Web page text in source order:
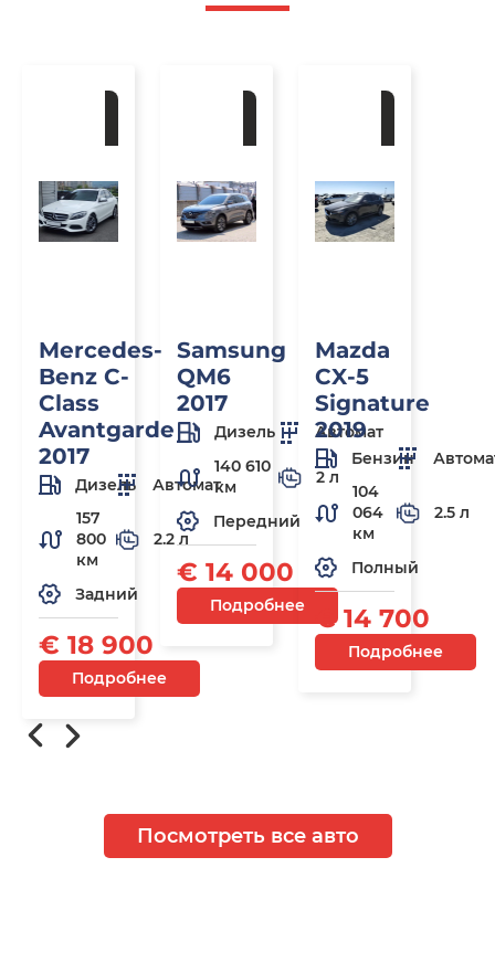
Mercedes-
Benz C-
Class
Avantgarde
2017
Дизель
Автомат
157
800
км
2.2 л
Задний
€ 18 900
Подробнее
Samsung
QM6
2017
Дизель
Автомат
140 610
км
2 л
Передний
€ 14 000
Подробнее
Mazda
CX-5
Signature
2019
Бензин
104
064
км
2.5 л
Полный
€ 14 700
Подробнее
Посмотреть все авто